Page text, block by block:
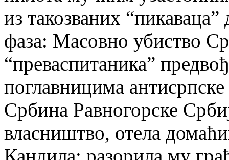
из такозваних
фаза: Масовно убиство
“преваспитаника”
поглавницима
Србина Равногорске
власништво, отела
Кандила; разорила му